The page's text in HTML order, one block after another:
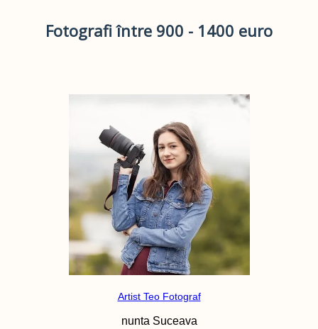
Fotografi între 900 - 1400 euro
Artist Teo Fotograf
nunta Suceava